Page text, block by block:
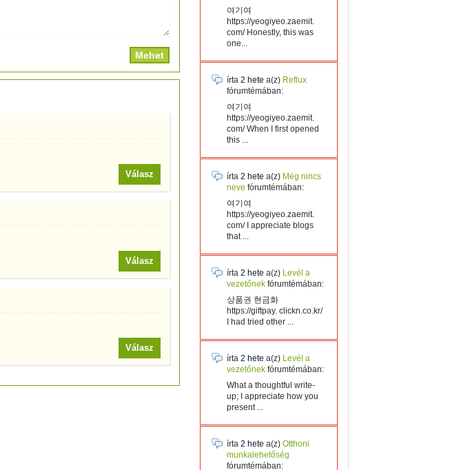
Válasz
Válasz
Válasz
여기여
https://yeogiyeo.zaemit.
com/ Honestly, this was
one...
írta 2 hete a(z) Reflux
fórumtémában:
여기여
https://yeogiyeo.zaemit.
com/ When I first opened
this ...
írta 2 hete a(z) Még nincs
neve fórumtémában:
여기여
https://yeogiyeo.zaemit.
com/ I appreciate blogs
that ...
írta 2 hete a(z) Levél a
vezetőnek fórumtémában:
상품권 현금화
https://giftpay. clickn.co.kr/
I had tried other ...
írta 2 hete a(z) Levél a
vezetőnek fórumtémában:
What a thoughtful write-
up; I appreciate how you
present ...
írta 2 hete a(z) Otthoni
munkalehetőség
fórumtémában: